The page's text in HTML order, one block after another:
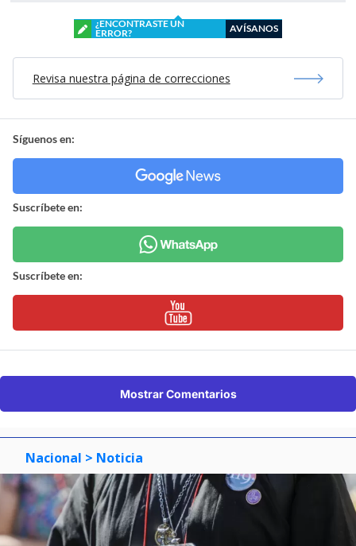
¿ENCONTRASTE UN
ERROR?
AVÍSANOS
Revisa nuestra página de correcciones
Síguenos en:
Suscríbete en:
Suscríbete en:
Mostrar Comentarios
Nacional > Noticia